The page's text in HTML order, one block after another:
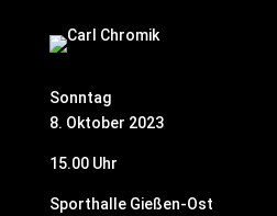
Sonntag
8. Oktober 2023
15.00 Uhr
Sporthalle Gießen-Ost